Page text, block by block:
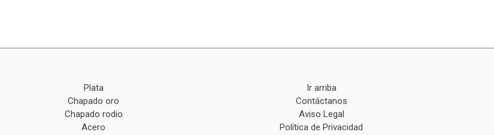
Plata
Chapado oro
Chapado rodio
Acero
Ir arriba
Contáctanos
Aviso Legal
Política de Privacidad